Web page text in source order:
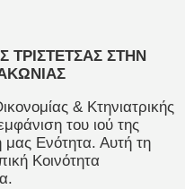
ΤΡΙΣΤΕΤΣΑΣ ΣΤΗΝ
& Κτηνιατρικής
του ιού της
μας Ενότητα. Αυτή τη
Κοινότητα